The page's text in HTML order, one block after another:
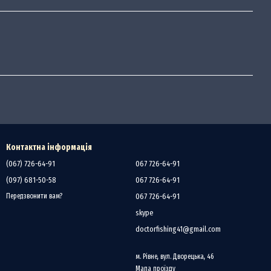
Контактна інформація
(067) 726-64-91
(097) 681-50-58
Передзвонити вам?
067 726-64-91
067 726-64-91
067 726-64-91
skype
doctorfishing41@gmail.com
м. Рівне, вул. Дворецька, 46
Мапа проїзду